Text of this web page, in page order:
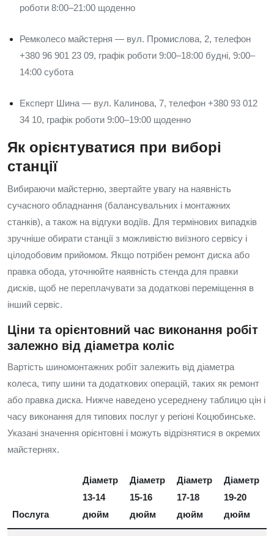
роботи 8:00–21:00 щоденно
Ремколесо майстерня — вул. Промислова, 2, телефон
+380 96 901 23 09, графік роботи 9:00–18:00 будні, 9:00–
14:00 субота
Експерт Шина — вул. Калинова, 7, телефон +380 93 012
34 10, графік роботи 9:00–19:00 щоденно
Як орієнтуватися при виборі
станції
Вибираючи майстерню, звертайте увагу на наявність
сучасного обладнання (балансувальних і монтажних
станків), а також на відгуки водіїв. Для термінових випадків
зручніше обирати станції з можливістю виїзного сервісу і
цілодобовим прийомом. Якщо потрібен ремонт диска або
правка обода, уточнюйте наявність стенда для правки
дисків, щоб не переплачувати за додаткові переміщення в
інший сервіс.
Ціни та орієнтовний час виконання робіт
залежно від діаметра коліс
Вартість шиномонтажних робіт залежить від діаметра
колеса, типу шини та додаткових операцій, таких як ремонт
або правка диска. Нижче наведено усереднену таблицю цін і
часу виконання для типових послуг у регіоні Коцюбинське.
Указані значення орієнтовні і можуть відрізнятися в окремих
майстернях.
Послуга
Діаметр
13-14
дюйм
Діаметр
15-16
дюйм
Діаметр
17-18
дюйм
Діаметр
19-20
дюйм